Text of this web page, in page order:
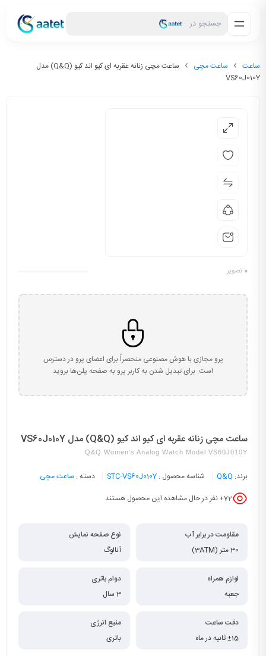
جستجو در
ساعت ساعت مچی
ساعت مچی زنانه عقربه ای کیو اند کیو (Q&Q) مدل
VS60J010Y
0 تصویر
پرو مجازی با هوش مصنوعی منحصراً برای اعضای پرو در دسترس
است. برای تبدیل شدن به کاربر پرو به صفحه پلن‌ها بروید
ساعت مچی زنانه عقربه ای کیو اند کیو (Q&Q) مدل VS60J010Y
Q&Q Women's Analog Watch Model VS60J010Y
برند: Q&Q شناسه محصول : STC-VS60J010Y دسته : ساعت مچی
72+ نفر در حال مشاهده این محصول هستند
مقاومت در برابر آب
30 متر (3ATM)
نوع صفحه نمایش
آنالوگ
لوازم همراه
جعبه
دوام باتری
3 سال
دقت ساعت
±15 ثانیه در ماه
منبع انرژی
باتری